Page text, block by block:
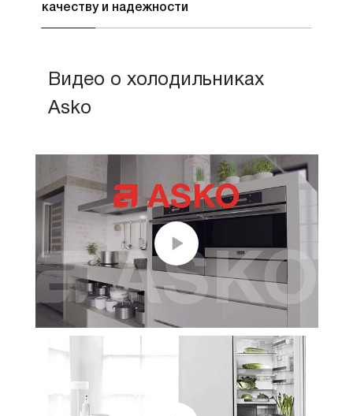
качеству и надежности
Видео о холодильниках
Asko